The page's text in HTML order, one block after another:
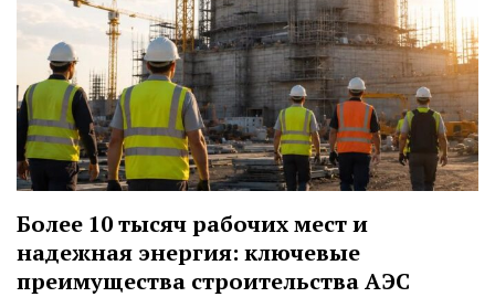
Более 10 тысяч рабочих мест и
надежная энергия: ключевые
преимущества строительства АЭС